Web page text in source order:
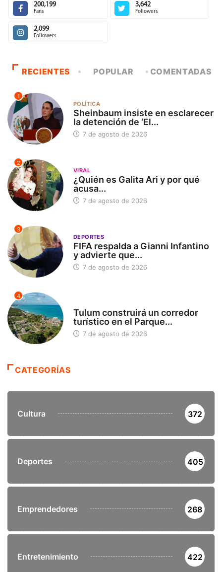
200,199
Fans
3,642
Followers
2,099
Followers
RECIENTES POPULAR COMENTADAS
1
POLÍTICA
Sheinbaum insiste en esclarecer
la detención de ‘El...
7 de agosto de 2026
2
VIRAL
¿Quién es Galita Ari y por qué
acusa...
7 de agosto de 2026
3
DEPORTES
FIFA respalda a Gianni Infantino
y advierte que...
7 de agosto de 2026
4
Tulum construirá un corredor
turístico en el Parque...
7 de agosto de 2026
CATEGORÍAS
Cultura 372
Deportes 405
Emprendedores 268
Entretenimiento 422